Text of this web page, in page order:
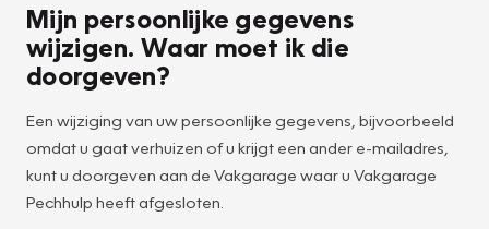
Mijn persoonlijke gegevens
wijzigen. Waar moet ik die
doorgeven?
Een wijziging van uw persoonlijke gegevens, bijvoorbeeld
omdat u gaat verhuizen of u krijgt een ander e-mailadres,
kunt u doorgeven aan de Vakgarage waar u Vakgarage
Pechhulp heeft afgesloten.